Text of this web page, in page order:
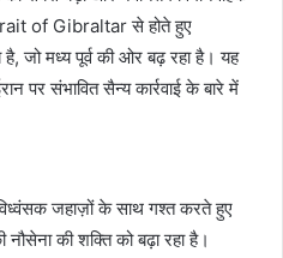
of Gibraltar से होते हुए
मध्य पूर्व की ओर बढ़ रहा है। यह
पर संभावित सैन्य कार्रवाई के बारे में
जहाज़ों के साथ गश्त करते हुए
की शक्ति को बढ़ा रहा है।